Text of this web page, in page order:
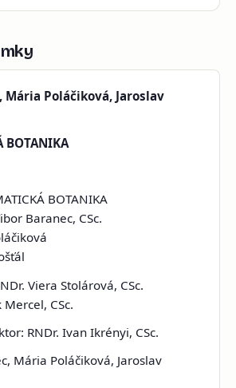
Mária Poláčiková, Jaroslav
BOTANIKA
BOTANIKA
Baranec, CSc.
Viera Stolárová, CSc.
Mercel, CSc.
RNDr. Ivan Ikrényi, CSc.
Mária Poláčiková, Jaroslav